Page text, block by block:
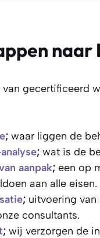
naar
gecertificeerd
; waar liggen de
; wat is de
aanpak; een op
aan alle eisen.
; uitvoering
consultants.
; wij verzorgen de